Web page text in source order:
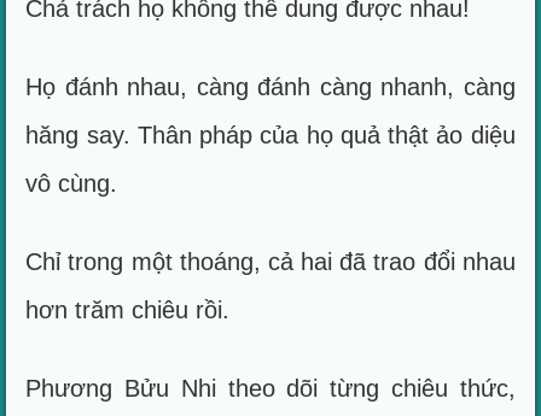
Chả trách họ không thể dung được nhau!
Họ đánh nhau, càng đánh càng nhanh, càng
hăng say. Thân pháp của họ quả thật ảo diệu
vô cùng.
Chỉ trong một thoáng, cả hai đã trao đổi nhau
hơn trăm chiêu rồi.
Phương Bửu Nhi theo dõi từng chiêu thức,